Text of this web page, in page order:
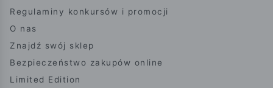
Regulaminy konkursów i promocji
O nas
Znajdź swój sklep
Bezpieczeństwo zakupów online
Limited Edition